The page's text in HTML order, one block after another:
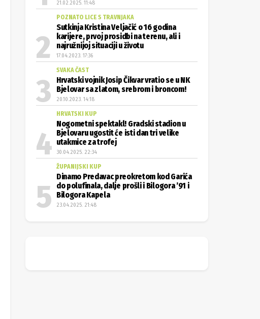
21.02.2025. 11:48
POZNATO LICE S TRAVNJAKA
Sutkinja Kristina Veljačić o 16 godina
karijere, prvoj prosidbi na terenu, ali i
najružnijoj situaciji u životu
17.04.2023. 17:36
SVAKA ČAST
Hrvatski vojnik Josip Čikvar vratio se u NK
Bjelovar sa zlatom, srebrom i broncom!
20.10.2023. 14:18
HRVATSKI KUP
Nogometni spektakl! Gradski stadion u
Bjelovaru ugostit će isti dan tri velike
utakmice za trofej
30.04.2025. 22:34
ŽUPANIJSKI KUP
Dinamo Predavac preokretom kod Garića
do polufinala, dalje prošli i Bilogora ’91 i
Bilogora Kapela
23.04.2025. 21:48